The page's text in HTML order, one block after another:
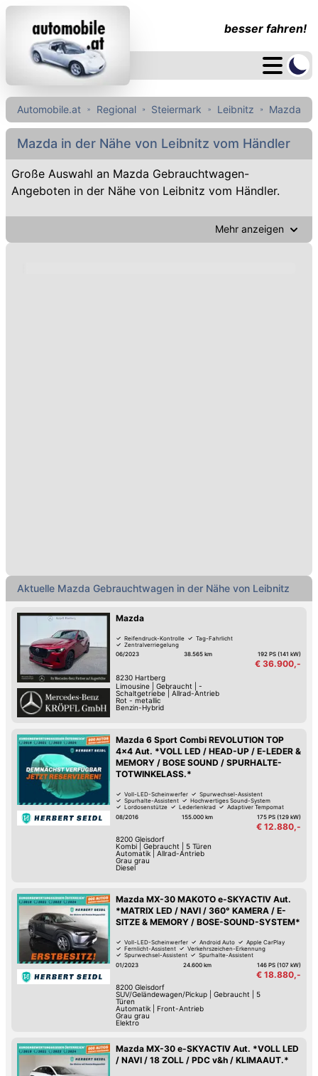
besser fahren!
Automobile.at Regional Steiermark Leibnitz Mazda
Mazda in der Nähe von Leibnitz vom Händler
Große Auswahl an Mazda Gebrauchtwagen-
Angeboten in der Nähe von Leibnitz vom Händler.
Mehr anzeigen
Aktuelle Mazda Gebrauchtwagen in der Nähe von Leibnitz
Mazda
Reifendruck-Kontrolle
Tag-Fahrlicht
Zentralverriegelung
06/2023
38.565 km 192 PS (141 kW)
€ 36.900,-
8230 Hartberg
Limousine| Gebraucht
-
Schaltgetriebe| Allrad-Antrieb
Rot - metallic
Benzin-Hybrid
Mazda 6 Sport Combi REVOLUTION TOP
4x4 Aut. *VOLL LED / HEAD-UP / E-LEDER &
MEMORY / BOSE SOUND / SPURHALTE-
TOTWINKELASS.*
Voll-LED-Scheinwerfer
Spurwechsel-Assistent
Spurhalte-Assistent
Hochwertiges Sound-System
Lordosenstütze
Lederlenkrad
Adaptiver Tempomat
Park-Kamera
08/2016 155.000 km 175 PS (129 kW)
€ 12.880,-
8200 Gleisdorf
Kombi| Gebraucht
5 Türen
Automatik| Allrad-Antrieb
Grau grau
Diesel
Mazda MX-30 MAKOTO e-SKYACTIV Aut.
*MATRIX LED / NAVI / 360° KAMERA / E-
SITZE & MEMORY / BOSE-SOUND-SYSTEM*
Voll-LED-Scheinwerfer Android Auto
Apple CarPlay
Fernlicht-Assistent
Verkehrszeichen-Erkennung
Spurwechsel-Assistent
Spurhalte-Assistent
Hochwertiges Sound-System
01/2023 24.600 km 146 PS (107 kW)
€ 18.880,-
8200 Gleisdorf
SUV/Geländewagen/Pickup| Gebraucht
5
Türen
Automatik| Front-Antrieb
Grau grau
Elektro
Mazda MX-30 e-SKYACTIV Aut. *VOLL LED
/ NAVI / 18 ZOLL / PDC v&h / KLIMAAUT.*